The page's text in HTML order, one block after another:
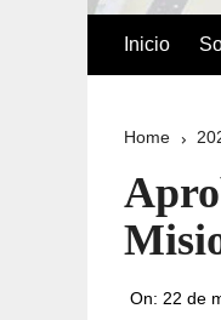
Inicio
Home
On: 22 de